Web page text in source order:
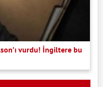
vurdu! İngiltere bu